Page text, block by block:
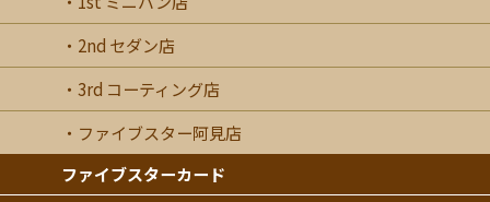
2nd セダン店
3rd コーティング店
ファイブスター阿見店
ファイブスターカード